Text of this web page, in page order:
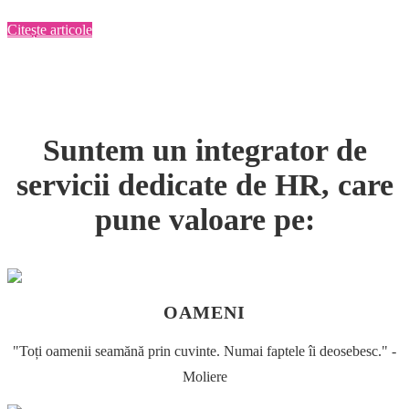
Citește articole
Suntem un integrator de
servicii dedicate de HR, care
pune valoare pe:
OAMENI
"Toți oamenii seamănă prin cuvinte. Numai faptele îi deosebesc." -
Moliere